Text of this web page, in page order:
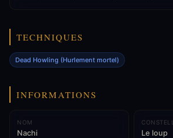
TECHNIQUES
Dead Howling (Hurlement mortel)
INFORMATIONS
NOM
Nachi Le loup